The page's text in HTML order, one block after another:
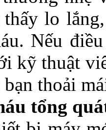
lo
Nếu
kỹ thuật
thoải
tổng